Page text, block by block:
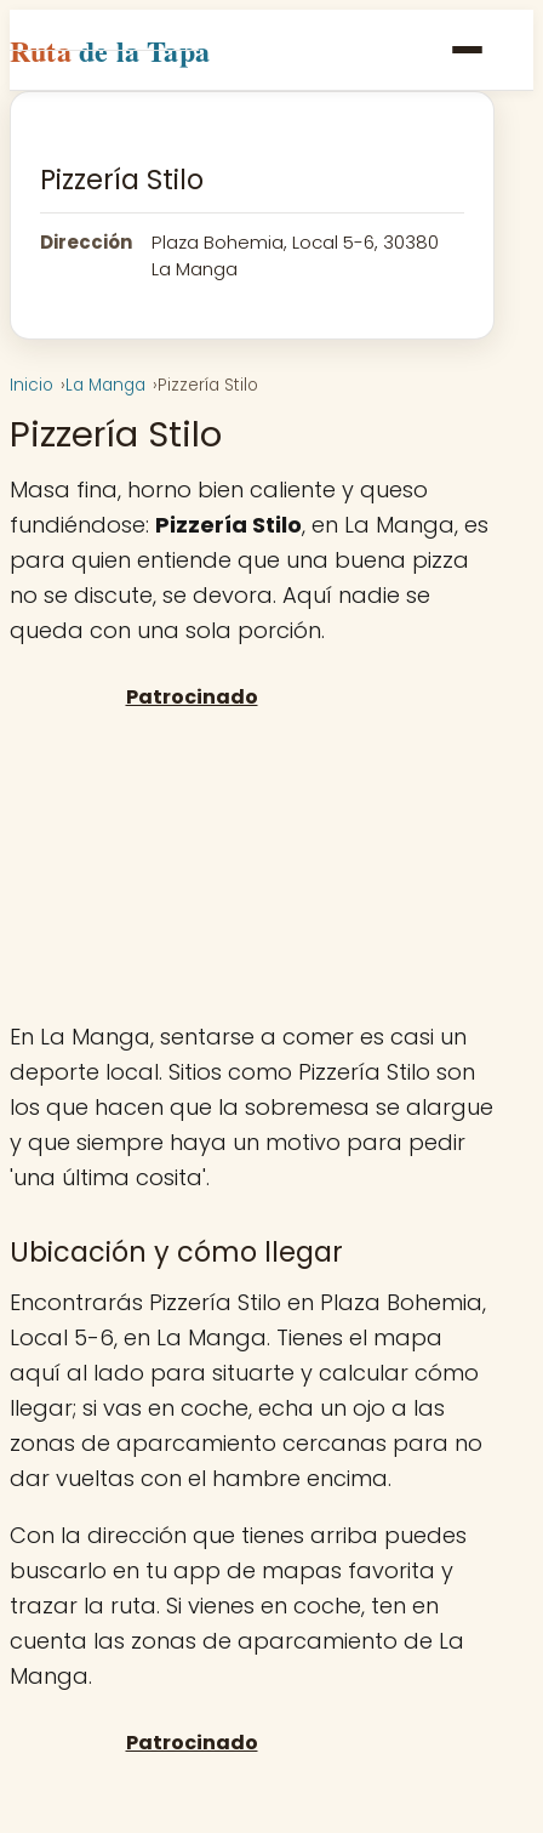
Rutade la Tapa
Inicio
Rutas
Pizzería Stilo
Dirección
Plaza Bohemia, Local 5-6, 30380
La Manga
Inicio La Manga Pizzería Stilo
Pizzería Stilo
Masa fina, horno bien caliente y queso
fundiéndose: Pizzería Stilo, en La Manga, es
para quien entiende que una buena pizza
no se discute, se devora. Aquí nadie se
queda con una sola porción.
En La Manga, sentarse a comer es casi un
deporte local. Sitios como Pizzería Stilo son
los que hacen que la sobremesa se alargue
y que siempre haya un motivo para pedir
'una última cosita'.
Ubicación y cómo llegar
Encontrarás Pizzería Stilo en Plaza Bohemia,
Local 5-6, en La Manga. Tienes el mapa
aquí al lado para situarte y calcular cómo
llegar; si vas en coche, echa un ojo a las
zonas de aparcamiento cercanas para no
dar vueltas con el hambre encima.
Con la dirección que tienes arriba puedes
buscarlo en tu app de mapas favorita y
trazar la ruta. Si vienes en coche, ten en
cuenta las zonas de aparcamiento de La
Manga.